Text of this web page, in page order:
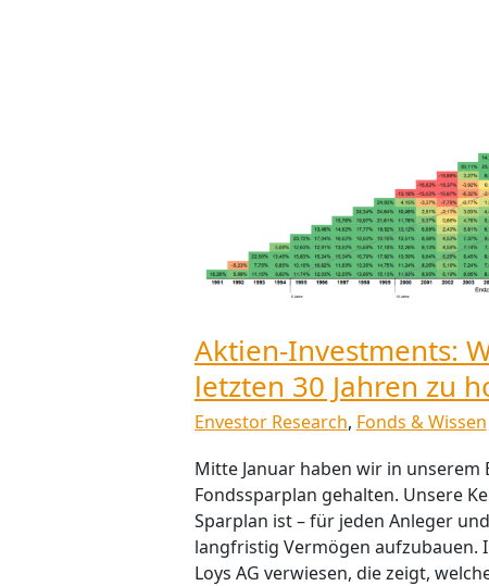
Aktien-Investments:
letzten 30 Jahren zu
Envestor Research, Fonds & Wissen
Mitte Januar haben wir in
Fondssparplan gehalten. Unsere
Sparplan ist – für jeden Anleger
langfristig Vermögen aufzubauen.
Loys AG verwiesen, die zeigt,